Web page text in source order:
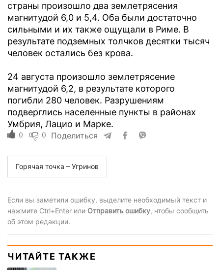
страны произошло два землетрясения
магнитудой 6,0 и 5,4. Оба были достаточно
сильными и их также ощущали в Риме. В
результате подземных толчков десятки тысяч
человек остались без крова.
24 августа произошло землетрясение
магнитудой 6,2, в результате которого
погибли 280 человек. Разрушениям
подверглись населенные пункты в районах
Умбрия, Лацио и Марке.
0 0 Поделиться
Горячая точка – Угринов
Если вы заметили ошибку, выделите необходимый текст и
нажмите Ctrl+Enter или Отправить ошибку, чтобы сообщить
об этом редакции.
ЧИТАЙТЕ ТАКЖЕ